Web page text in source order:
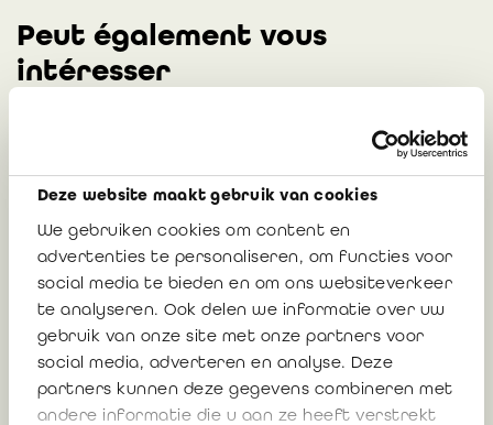
Deze website maakt gebruik van cookies
We gebruiken cookies om content en
advertenties te personaliseren, om functies voor
social media te bieden en om ons websiteverkeer
te analyseren. Ook delen we informatie over uw
gebruik van onze site met onze partners voor
social media, adverteren en analyse. Deze
partners kunnen deze gegevens combineren met
andere informatie die u aan ze heeft verstrekt
Peut également vous
intéresser
Plus que deux semaines pour soumettre
votre rapport de durabilité aux BAS
2026 !
8 juillet 2026
Communication 2026/06 : Statut «